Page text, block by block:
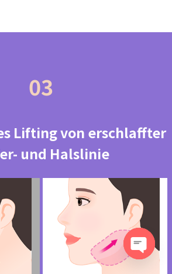
03
Lifting von erschlaffter
und Halslinie